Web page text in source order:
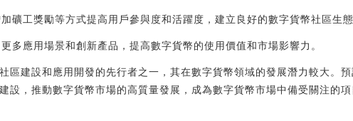
礦工獎勵等方式提高用戶參與度和活躍度，建立良好的數字貨幣社區生態
多應用場景和創新產品，提高數字貨幣的使用價值和市場影響力。
區建設和應用開發的先行者之一，其在數字貨幣領域的發展潛力較大。
，推動數字貨幣市場的高質量發展，成為數字貨幣市場中備受關注的項